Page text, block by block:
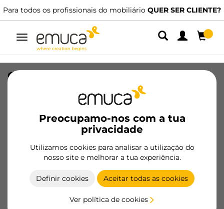
Para todos os profissionais do mobiliário QUER SER CLIENTE?
Alternar
navegação
Preocupamo-nos com a tua
privacidade
Utilizamos cookies para analisar a utilização do
nosso site e melhorar a tua experiência.
Definir cookies Aceitar todas as cookies
Ver política de cookies
Grampo de rodapé Noline e Plasline
para Bone Foot com base quadrada,
Plástico, Preto
3913517 /EAN 8432393327525
Produtos essenciais
Tornar-se cliente
Ficha de produto